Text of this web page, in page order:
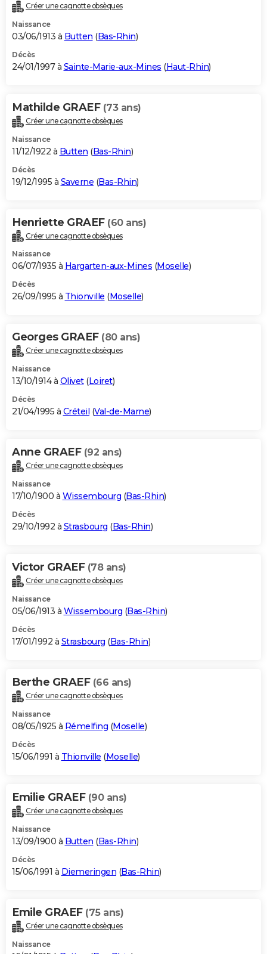
Créer une cagnotte obsèques
Naissance
03/06/1913 à Butten (Bas-Rhin)
Décès
24/01/1997 à Sainte-Marie-aux-Mines (Haut-Rhin)
Mathilde GRAEF (73 ans)
Créer une cagnotte obsèques
Naissance
11/12/1922 à Butten (Bas-Rhin)
Décès
19/12/1995 à Saverne (Bas-Rhin)
Henriette GRAEF (60 ans)
Créer une cagnotte obsèques
Naissance
06/07/1935 à Hargarten-aux-Mines (Moselle)
Décès
26/09/1995 à Thionville (Moselle)
Georges GRAEF (80 ans)
Créer une cagnotte obsèques
Naissance
13/10/1914 à Olivet(Loiret)
Décès
21/04/1995 à Créteil (Val-de-Marne)
Anne GRAEF (92 ans)
Créer une cagnotte obsèques
Naissance
17/10/1900 à Wissembourg (Bas-Rhin)
Décès
29/10/1992 à Strasbourg (Bas-Rhin)
Victor GRAEF (78 ans)
Créer une cagnotte obsèques
Naissance
05/06/1913 à Wissembourg (Bas-Rhin)
Décès
17/01/1992 à Strasbourg (Bas-Rhin)
Berthe GRAEF (66 ans)
Créer une cagnotte obsèques
Naissance
08/05/1925 à Rémelfing (Moselle)
Décès
15/06/1991 à Thionville (Moselle)
Emilie GRAEF (90 ans)
Créer une cagnotte obsèques
Naissance
13/09/1900 à Butten (Bas-Rhin)
Décès
15/06/1991 à Diemeringen (Bas-Rhin)
Emile GRAEF (75 ans)
Créer une cagnotte obsèques
Naissance